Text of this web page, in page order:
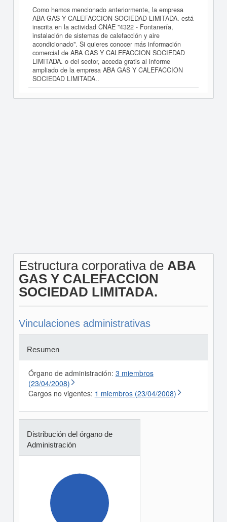
Como hemos mencionado anteriormente, la empresa
ABA GAS Y CALEFACCION SOCIEDAD LIMITADA. está
inscrita en la actividad CNAE "4322 - Fontanería,
instalación de sistemas de calefacción y aire
acondicionado". Si quieres conocer más información
comercial de ABA GAS Y CALEFACCION SOCIEDAD
LIMITADA. o del sector, acceda gratis al informe
ampliado de la empresa ABA GAS Y CALEFACCION
SOCIEDAD LIMITADA..
Estructura corporativa de ABA
GAS Y CALEFACCION
SOCIEDAD LIMITADA.
Vinculaciones administrativas
Resumen
Órgano de administración: 3 miembros
(23/04/2008)
Cargos no vigentes: 1 miembros (23/04/2008)
Distribución del órgano de
Administración